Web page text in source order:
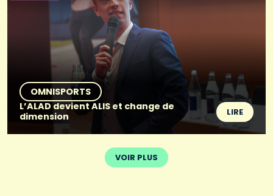
OMNISPORTS
L’ALAD devient ALIS et change de
dimension
LIRE
VOIR PLUS